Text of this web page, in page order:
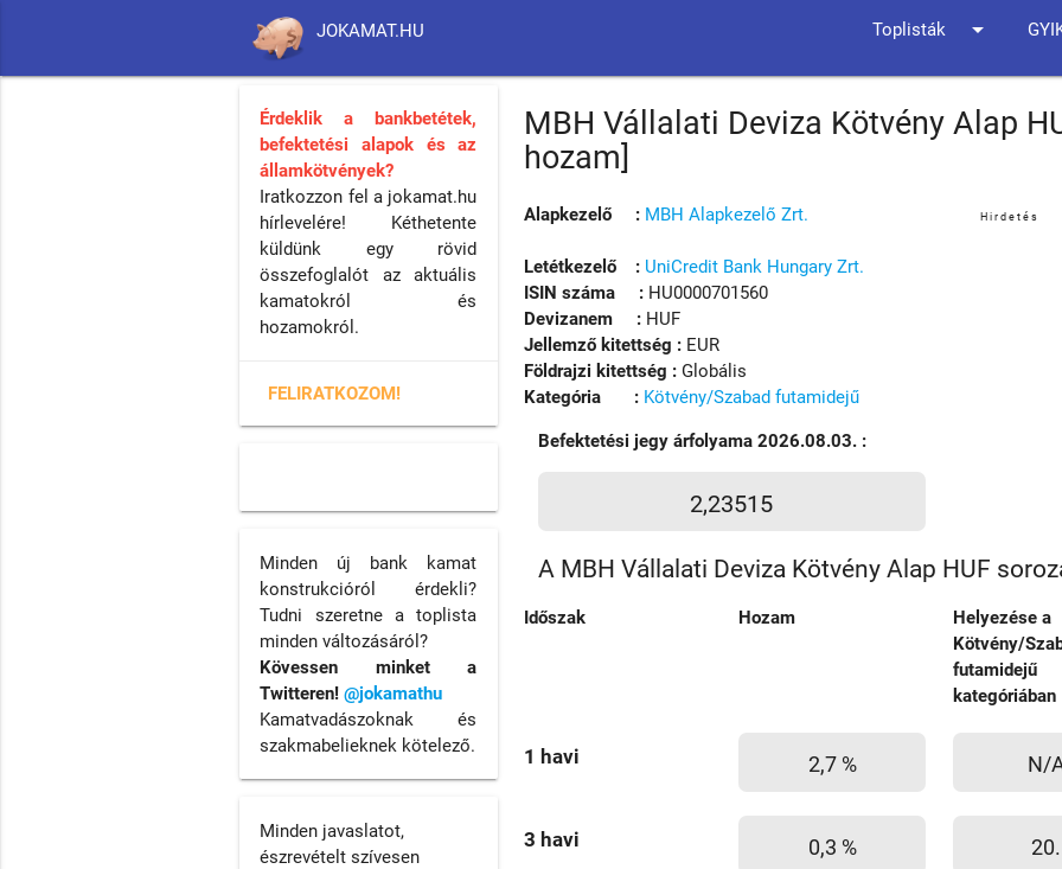
JOKAMAT.HU Toplisták arrow_drop_down
MBH Vállalati Deviza Kötvény Alap
hozam]
Hirdetés
Alapkezelő : MBH Alapkezelő Zrt.
Letétkezelő : UniCredit Bank Hungary Zrt.
ISIN száma : HU0000701560
Devizanem : HUF
Jellemző kitettség : EUR
Földrajzi kitettség :Globális
Kategória : Kötvény/Szabad futamidejű
Befektetési jegy árfolyama 2026.08.03. :
2,23515
A MBH Vállalati Deviza Kötvény Alap HUF
Időszak Hozam
Helyezése a
Kötvény/
futamidejű
kategóriában
1 havi 2,7 % N/
3 havi 0,3 % 20.
Érdeklik a bankbetétek,
befektetési alapok és az
államkötvények?
Iratkozzon fel a jokamat.hu
hírlevelére! Kéthetente
küldünk egy rövid
összefoglalót az aktuális
kamatokról és
hozamokról.
FELIRATKOZOM!
Minden új bank kamat
konstrukcióról érdekli?
Tudni szeretne a toplista
minden változásáról?
Kövessen minket a
Twitteren!@jokamathu
Kamatvadászoknak és
szakmabelieknek kötelező.
Minden javaslatot,
észrevételt szívesen